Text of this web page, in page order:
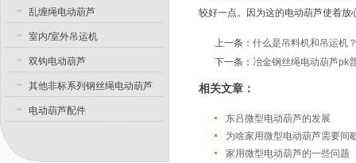
较好一点。因为这的电动葫芦使着放
上一条： 什么是吊料机和吊运机
下一条： 冶金钢丝绳电动葫芦pk
相关文章：
东吕微型电动葫芦的发展
为啥家用微型电动葫芦需要间
家用微型电动葫芦的一些问题
乱缠绳电动葫芦
室内/室外吊运机
双钩电动葫芦
其他非标系列钢丝绳电动葫芦
电动葫芦配件